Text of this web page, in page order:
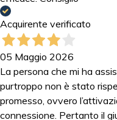
Acquirente verificato
05 Maggio 2026
La persona che mi ha
purtroppo non è stato
promesso, ovvero
connessione. Pertanto il